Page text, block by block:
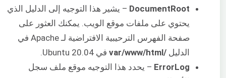
DocumentRoot – يشير هذا التوجيه إلى الدليل الذي
يحتوي على ملفات موقع الويب. يمكنك العثور على
صفحة الفهرس الترحيبية الافتراضية لـ Apache في
الدليل /var/www/html
في Ubuntu 20.04.
ErrorLog – يحدد هذا التوجيه موقع ملف سجل